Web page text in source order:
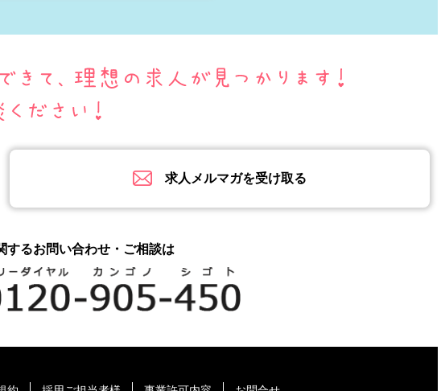
求人メルマガを受け取る
するお問い合わせ・ご相談は